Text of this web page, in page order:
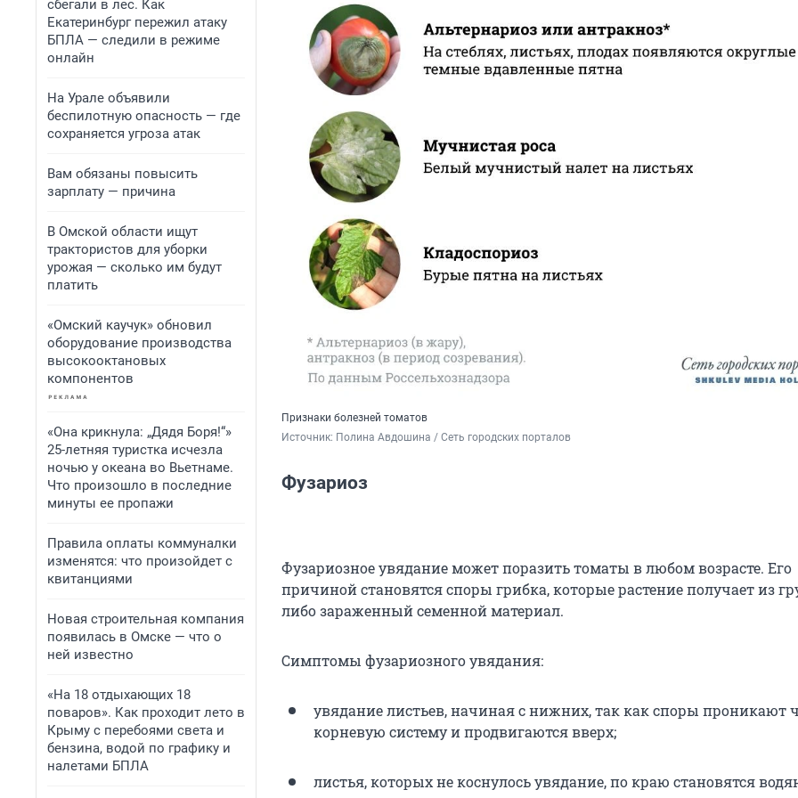
сбегали в лес. Как
Екатеринбург пережил атаку
БПЛА — следили в режиме
онлайн
На Урале объявили
беспилотную опасность — где
сохраняется угроза атак
Вам обязаны повысить
зарплату — причина
В Омской области ищут
трактористов для уборки
урожая — сколько им будут
платить
«Омский каучук» обновил
оборудование производства
высокооктановых
компонентов
«Она крикнула: „Дядя Боря!“»
25-летняя туристка исчезла
ночью у океана во Вьетнаме.
Что произошло в последние
минуты ее пропажи
Правила оплаты коммуналки
изменятся: что произойдет с
квитанциями
Новая строительная компания
появилась в Омске — что о
ней известно
«На 18 отдыхающих 18
поваров». Как проходит лето в
Крыму с перебоями света и
бензина, водой по графику и
налетами БПЛА
Признаки болезней томатов
Источник: Полина Авдошина / Сеть городских порталов
Фузариоз
Фузариозное увядание может поразить томаты в любом возрасте. Его
причиной становятся споры грибка, которые растение получает из
либо зараженный семенной материал.
Симптомы фузариозного увядания:
увядание листьев, начиная с нижних, так как споры проникают
корневую систему и продвигаются вверх;
листья, которых не коснулось увядание, по краю становятся